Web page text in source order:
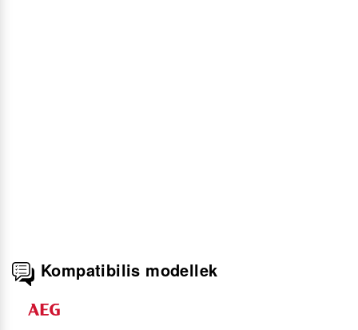
Kompatibilis modellek